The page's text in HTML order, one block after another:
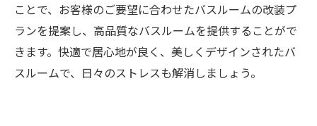
ことで、お客様のご要望に合わせたバスルームの改装プ
ランを提案し、高品質なバスルームを提供することがで
きます。快適で居心地が良く、美しくデザインされたバ
スルームで、日々のストレスも解消しましょう。